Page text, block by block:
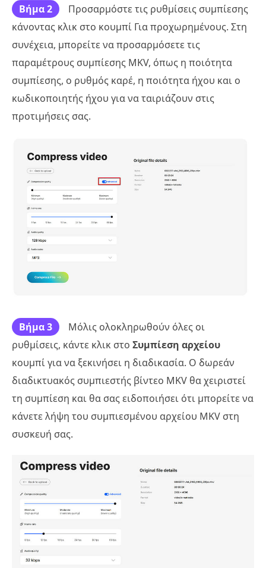
Βήμα 2
Προσαρμόστε τις ρυθμίσεις συμπίεσης
κάνοντας κλικ στο κουμπί Για προχωρημένους. Στη
συνέχεια, μπορείτε να προσαρμόσετε τις
παραμέτρους συμπίεσης MKV, όπως η ποιότητα
συμπίεσης, ο ρυθμός καρέ, η ποιότητα ήχου και ο
κωδικοποιητής ήχου για να ταιριάζουν στις
προτιμήσεις σας.
Βήμα 3
Μόλις ολοκληρωθούν όλες οι
ρυθμίσεις, κάντε κλικ στο Συμπίεση αρχείου
κουμπί για να ξεκινήσει η διαδικασία. Ο δωρεάν
διαδικτυακός συμπιεστής βίντεο MKV θα χειριστεί
τη συμπίεση και θα σας ειδοποιήσει ότι μπορείτε να
κάνετε λήψη του συμπιεσμένου αρχείου MKV στη
συσκευή σας.